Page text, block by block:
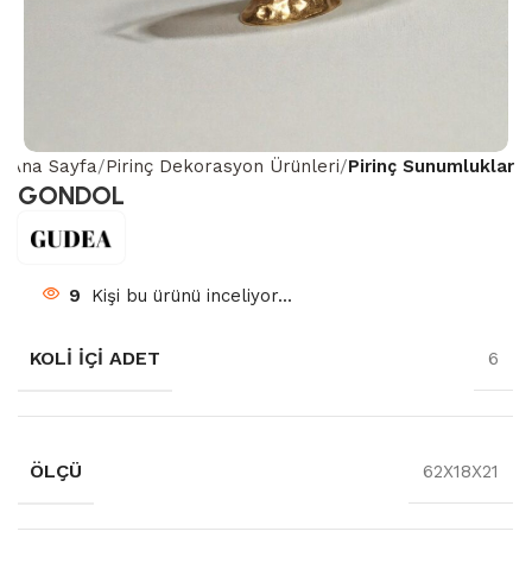
Ana Sayfa Pirinç Dekorasyon Ürünleri Pirinç Sunumluklar
GONDOL
9 Kişi bu ürünü inceliyor...
KOLI İÇI ADET 6
ÖLÇÜ 62X18X21